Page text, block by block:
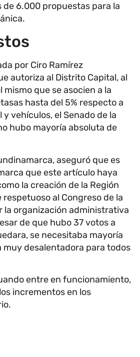
6.000 propuestas para la
por Ciro Ramírez
autoriza al Distrito Capital, al
que se asocien a la
hasta del 5% respecto a
vehículos, el Senado de la
hubo mayoría absoluta de
aseguró que es
que este artículo haya
la creación de la Región
al Congreso de la
la organización administrativa
de que hubo 37 votos a
se necesitaba mayoría
desalentadora para todos
entre en funcionamiento,
incrementos en los